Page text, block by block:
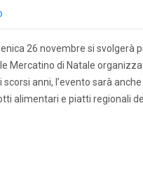
26 novembre si svolgerà
Mercatino di Natale
anni, l’evento sarà
alimentari e piatti regionali